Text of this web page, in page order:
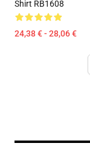
Shirt RB1608
24,38 € - 28,06 €